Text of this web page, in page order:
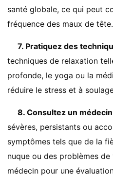
santé globale, ce qui peut
fréquence des maux de tête.
7. Pratiquez des
techniques de relaxation
profonde, le yoga ou la
réduire le stress et à
8. Consultez un médecin
sévères, persistants ou
symptômes tels que de la
nuque ou des problèmes
médecin pour une